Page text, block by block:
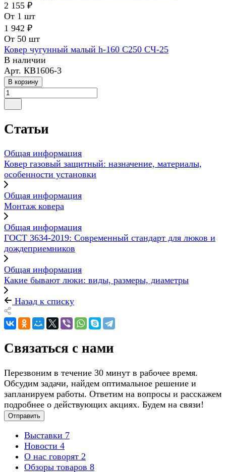
2 155 ₽
От 1 шт
1 942 ₽
От 50 шт
Ковер чугунный малый h-160 С250 СЧ-25
В наличии
Арт. КВ1606-3
В корзину
Статьи
Общая информация
Ковер газовый защитный: назначение, материалы,
особенности установки
Общая информация
Монтаж ковера
Общая информация
ГОСТ 3634-2019: Современный стандарт для люков и
дождеприемников
Общая информация
Какие бывают люки: виды, размеры, диаметры
Назад к списку
Связаться с нами
Перезвоним в течение 30 минут в рабочее время.
Обсудим задачи, найдем оптимальное решение и
запланируем работы. Ответим на вопросы и расскажем
подробнее о действующих акциях. Будем на связи!
Отправить
Выставки 7
Новости 4
О нас говорят 2
Обзоры товаров 8